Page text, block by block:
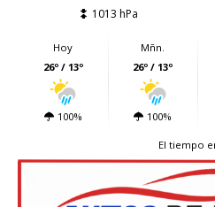
1013 hPa
Hoy
26º / 13º
100%
Mñn.
26º / 13º
100%
El tiempo